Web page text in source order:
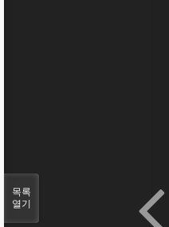
목록
열기